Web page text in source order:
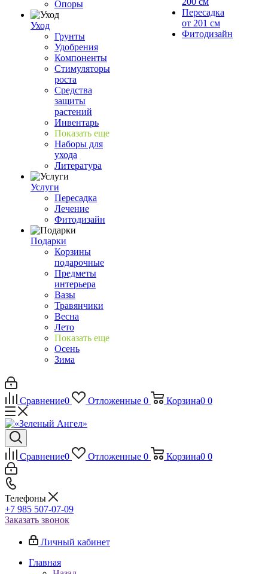
Опоры
Уход
Грунты
Удобрения
Компоненты
Стимуляторы
роста
Средства
защиты
растений
Инвентарь
Показать еще
Наборы для
ухода
Литература
Услуги
Пересадка
Лечение
Фитодизайн
Подарки
Корзины
подарочные
Предметы
интерьера
Вазы
Травянчики
Весна
Лето
Показать еще
Осень
Зима
Пересадка
от 201 см
Фитодизайн
Сравнение0 Отложенные 0 Корзина0 0
Сравнение0 Отложенные 0 Корзина0 0
Телефоны
+7 985 507-07-09
Заказать звонок
Личный кабинет
Главная